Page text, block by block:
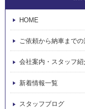
HOME
ご依頼から納車までの
会社案内・スタッフ紹
新着情報一覧
スタッフブログ